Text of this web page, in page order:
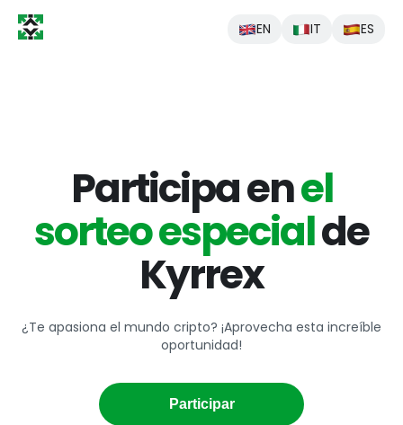
EN IT ES
Participa enel
sorteo especialde
Kyrrex
¿Te apasiona el mundo cripto? ¡Aprovecha esta increíble
oportunidad!
Participar